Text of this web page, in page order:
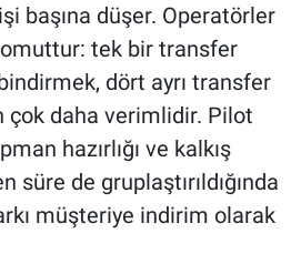
başına düşer. Operatörler
tek bir transfer
dört ayrı transfer
çok daha verimlidir. Pilot
hazırlığı ve kalkış
süre de gruplaştırıldığında
müşteriye indirim olarak